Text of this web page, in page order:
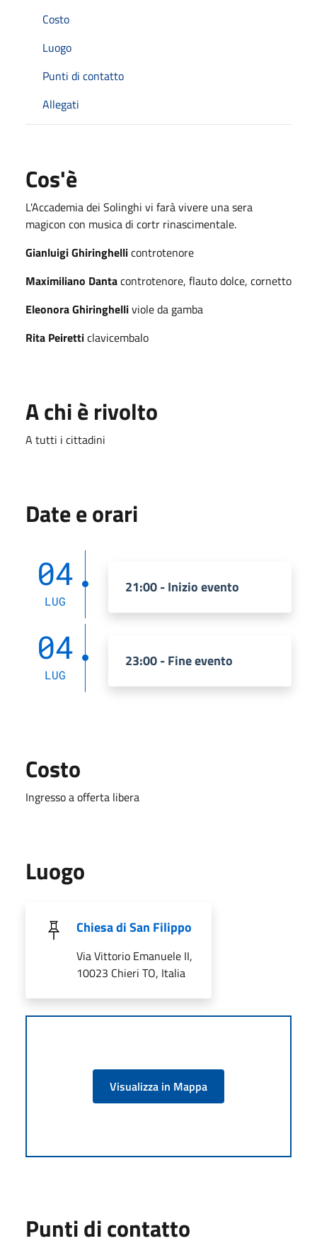
Costo
Luogo
Punti di contatto
Allegati
Cos'è
L'Accademia dei Solinghi vi farà vivere una sera
magicon con musica di cortr rinascimentale.
Gianluigi Ghiringhellicontrotenore
Maximiliano Dantacontrotenore, flauto dolce, cornetto
Eleonora Ghiringhelliviole da gamba
Rita Peiretticlavicembalo
A chi è rivolto
A tutti i cittadini
Date e orari
04
LUG
21:00 - Inizio evento
04
LUG
23:00 - Fine evento
Costo
Ingresso a offerta libera
Luogo
Chiesa di San Filippo
Via Vittorio Emanuele II,
10023 Chieri TO, Italia
Visualizza in Mappa
Punti di contatto